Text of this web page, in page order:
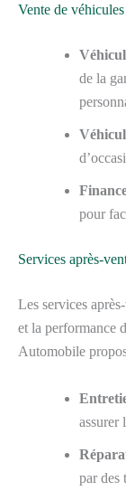
Vente de véhicules
de la
pour
Services après-
Les services
et la performance
Automobile
assurer
par des